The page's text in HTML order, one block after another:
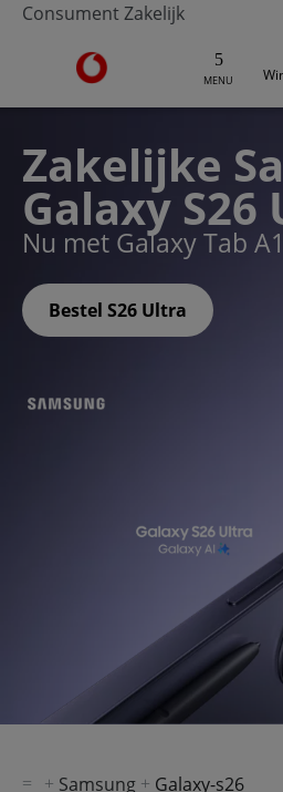
Consument Zakelijk
Ga naar de Vodafone
MENU
Zakelijke
Galaxy S26
Nu met Galaxy Tab
Bestel S26 Ultra
Samsung Galaxy-s26